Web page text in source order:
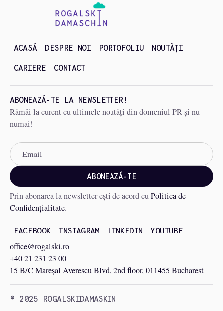
ACASĂ DESPRE NOI PORTOFOLIU
NOUTĂȚI
CARIERE
CONTACT
ABONEAZĂ-TE LA NEWSLETTER!
Rămâi la curent cu ultimele noutăți din domeniul PR și nu
numai!
Prin abonarea la newsletter ești de acord cuPolitica de
Confidențialitate.
FACEBOOK INSTAGRAM LINKEDIN YOUTUBE
office@rogalski.ro
+40 21 231 23 00
15 B/C Mareșal Averescu Blvd, 2nd floor, 011455 Bucharest
© 2025 ROGALSKIDAMASKIN